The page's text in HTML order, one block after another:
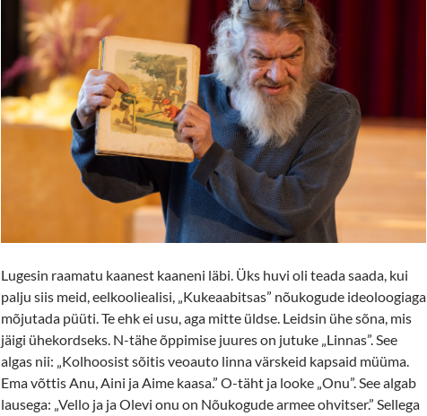
Lugesin raamatu kaanest kaaneni läbi. Üks huvi oli teada saada, kui
palju siis meid, eelkooliealisi, „Kukeaabitsas” nõukogude ideoloogiaga
mõjutada püüti. Te ehk ei usu, aga mitte üldse. Leidsin ühe sõna, mis
jäigi ühekordseks. N-tähe õppimise juures on jutuke „Linnas”. See
algas nii: „Kolhoosist sõitis veoauto linna värskeid kapsaid müüma.
Ema võttis Anu, Aini ja Aime kaasa.” O-täht ja looke „Onu”. See algab
lausega: „Vello ja ja Olevi onu on Nõukogude armee ohvitser.” Sellega